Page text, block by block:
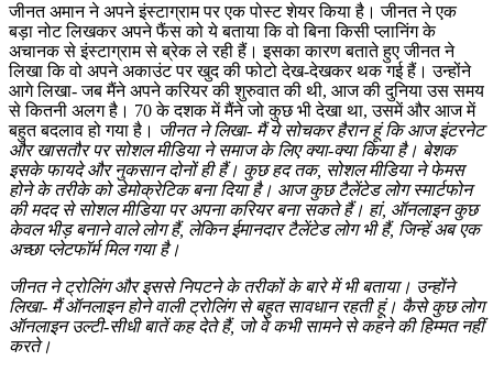
जीनत अमान ने अपने इंस्टाग्राम पर एक पोस्ट शेयर किया है। जीनत ने एक
बड़ा नोट लिखकर अपने फैंस को ये बताया कि वो बिना किसी प्लानिंग के
अचानक से इंस्टाग्राम से ब्रेक ले रही हैं। इसका कारण बताते हुए जीनत ने
लिखा कि वो अपने अकाउंट पर खुद की फोटो देख-देखकर थक गई हैं। उन्होंने
आगे लिखा- जब मैंने अपने करियर की शुरुवात की थी, आज की दुनिया उस समय
से कितनी अलग है। 70 के दशक में मैंने जो कुछ भी देखा था, उसमें और आज में
बहुत बदलाव हो गया है। जीनत ने लिखा- मैं ये सोचकर हैरान हूं कि आज इंटरनेट
और खासतौर पर सोशल मीडिया ने समाज के लिए क्या-क्या किया है। बेशक
इसके फायदे और नुकसान दोनों ही हैं। कुछ हद तक, सोशल मीडिया ने फेमस
होने के तरीके को डेमोक्रेटिक बना दिया है। आज कुछ टैलेंटेड लोग स्मार्टफोन
की मदद से सोशल मीडिया पर अपना करियर बना सकते हैं। हां, ऑनलाइन कुछ
केवल भीड़ बनाने वाले लोग हैं, लेकिन ईमानदार टैलेंटेड लोग भी हैं, जिन्हें अब एक
अच्छा प्लेटफॉर्म मिल गया है।
जीनत ने ट्रोलिंग और इससे निपटने के तरीकों के बारे में भी बताया। उन्होंने
लिखा- मैं ऑनलाइन होने वाली ट्रोलिंग से बहुत सावधान रहती हूं। कैसे कुछ लोग
ऑनलाइन उल्टी-सीधी बातें कह देते हैं, जो वे कभी सामने से कहने की हिम्मत नहीं
करते।